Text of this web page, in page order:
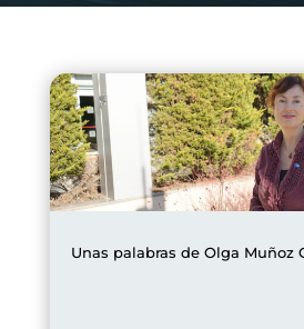
Unas palabras de Olga Muñoz